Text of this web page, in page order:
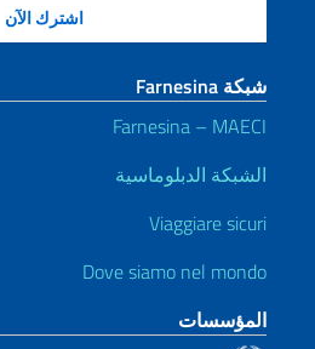
شبكة Farnesina
Farnesina – MAECI
الشبكة الدبلوماسية
Viaggiare sicuri
Dove siamo nel mondo
المؤسسات